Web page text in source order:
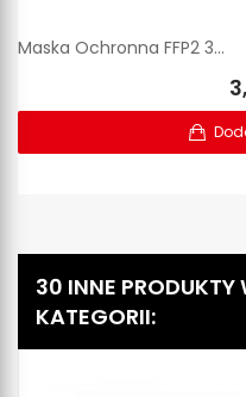
Maska Ochronna FFP2 3...
30 INNE PRODUKTY
KATEGORII: